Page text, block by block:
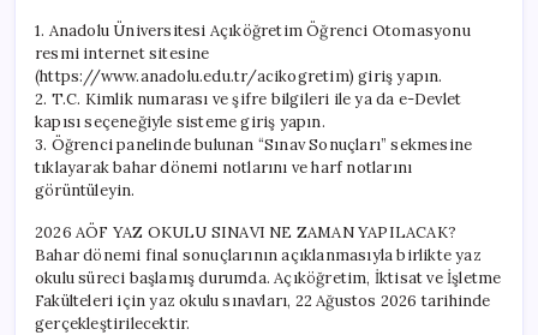
1. Anadolu Üniversitesi Açıköğretim Öğrenci Otomasyonu
resmi internet sitesine
(https://www.anadolu.edu.tr/acikogretim) giriş yapın.
2. T.C. Kimlik numarası ve şifre bilgileri ile ya da e-Devlet
kapısı seçeneğiyle sisteme giriş yapın.
3. Öğrenci panelinde bulunan “Sınav Sonuçları” sekmesine
tıklayarak bahar dönemi notlarını ve harf notlarını
görüntüleyin.
2026 AÖF YAZ OKULU SINAVI NE ZAMAN YAPILACAK?
Bahar dönemi final sonuçlarının açıklanmasıyla birlikte yaz
okulu süreci başlamış durumda. Açıköğretim, İktisat ve İşletme
Fakülteleri için yaz okulu sınavları, 22 Ağustos 2026 tarihinde
gerçekleştirilecektir.